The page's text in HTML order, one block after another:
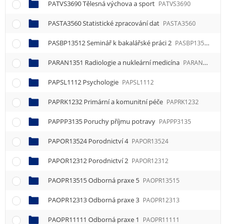
PATVS3690 Tělesná výchova a sport PATVS3690
PASTA3560 Statistické zpracování dat PASTA3560
PASBP13512 Seminář k bakalářské práci 2 PASBP13512
PARAN1351 Radiologie a nukleární medicína PARAN1351
PAPSL1112 Psychologie PAPSL1112
PAPRK1232 Primární a komunitní péče PAPRK1232
PAPPP3135 Poruchy příjmu potravy PAPPP3135
PAPOR13524 Porodnictví 4 PAPOR13524
PAPOR12312 Porodnictví 2 PAPOR12312
PAOPR13515 Odborná praxe 5 PAOPR13515
PAOPR12313 Odborná praxe 3 PAOPR12313
PAOPR11111 Odborná praxe 1 PAOPR11111